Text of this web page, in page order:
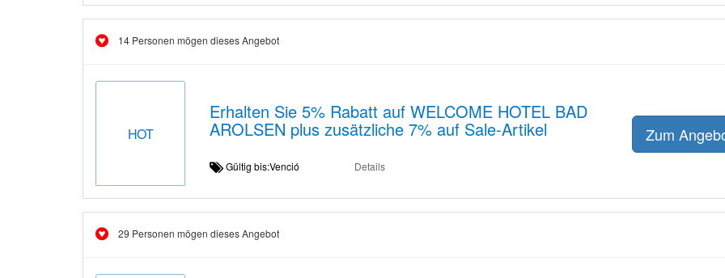
14 Personen mögen dieses Angebot
HOT
Erhalten Sie 5% Rabatt auf WELCOME HOTEL BAD
AROLSEN plus zusätzliche 7% auf Sale-Artikel
Gültig bis:Venció Details
Zum
29 Personen mögen dieses Angebot